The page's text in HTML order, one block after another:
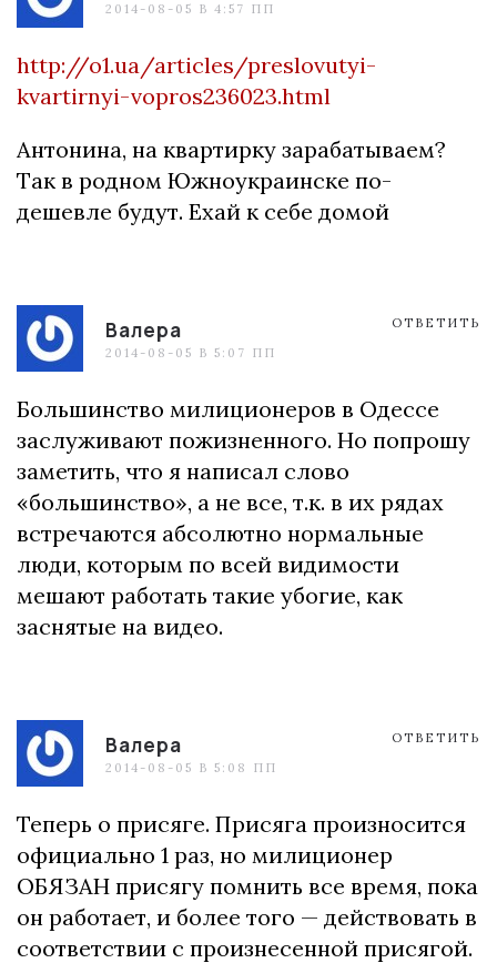
2014-08-05 В 4:57 ПП
http://o1.ua/articles/preslovutyi-
kvartirnyi-vopros236023.html
Антонина, на квартирку зарабатываем?
Так в родном Южноукраинске по-
дешевле будут. Ехай к себе домой
Валера
2014-08-05 В 5:07 ПП
ОТВЕТИТЬ
Большинство милиционеров в Одессе
заслуживают пожизненного. Но попрошу
заметить, что я написал слово
«большинство», а не все, т.к. в их рядах
встречаются абсолютно нормальные
люди, которым по всей видимости
мешают работать такие убогие, как
заснятые на видео.
Валера
2014-08-05 В 5:08 ПП
ОТВЕТИТЬ
Теперь о присяге. Присяга произносится
официально 1 раз, но милиционер
ОБЯЗАН присягу помнить все время, пока
он работает, и более того — действовать в
соответствии с произнесенной присягой.